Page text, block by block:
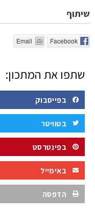
שיתוף
Facebook
Email
שתפו את המתכון:
בפייסבוק
בטוויטר
בפינטרסט
באימייל
הדפסה